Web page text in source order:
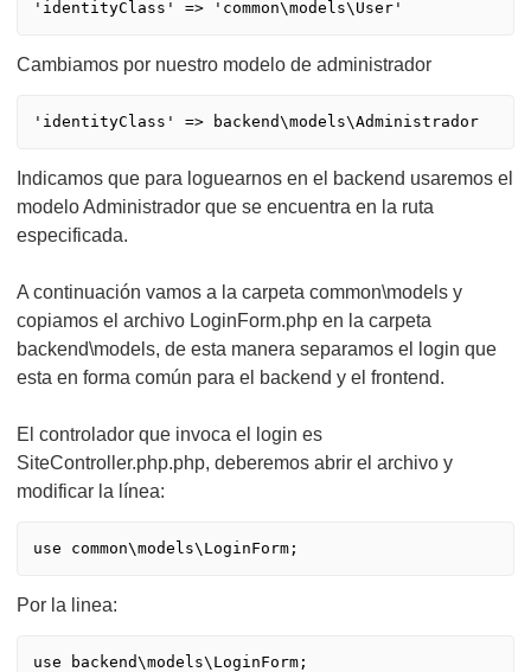
'identityClass' => 'common\models\User'
Cambiamos por nuestro modelo de administrador
'identityClass' => backend\models\Administrador
Indicamos que para loguearnos en el backend usaremos el
modelo Administrador que se encuentra en la ruta
especificada.
A continuación vamos a la carpeta common\models y
copiamos el archivo LoginForm.php en la carpeta
backend\models, de esta manera separamos el login que
esta en forma común para el backend y el frontend.
El controlador que invoca el login es
SiteController.php.php, deberemos abrir el archivo y
modificar la línea:
Por la linea:
use backend\models\LoginForm;